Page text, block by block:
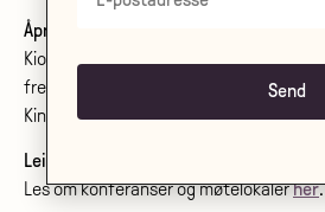
Åpningstider kino:
Kiosken er åpen fra første film starter
frem til siste film starter.
Kinoprogram:www.bolgenkino.no
Leie lokale?
Les om konferanser og møtelokalerher.